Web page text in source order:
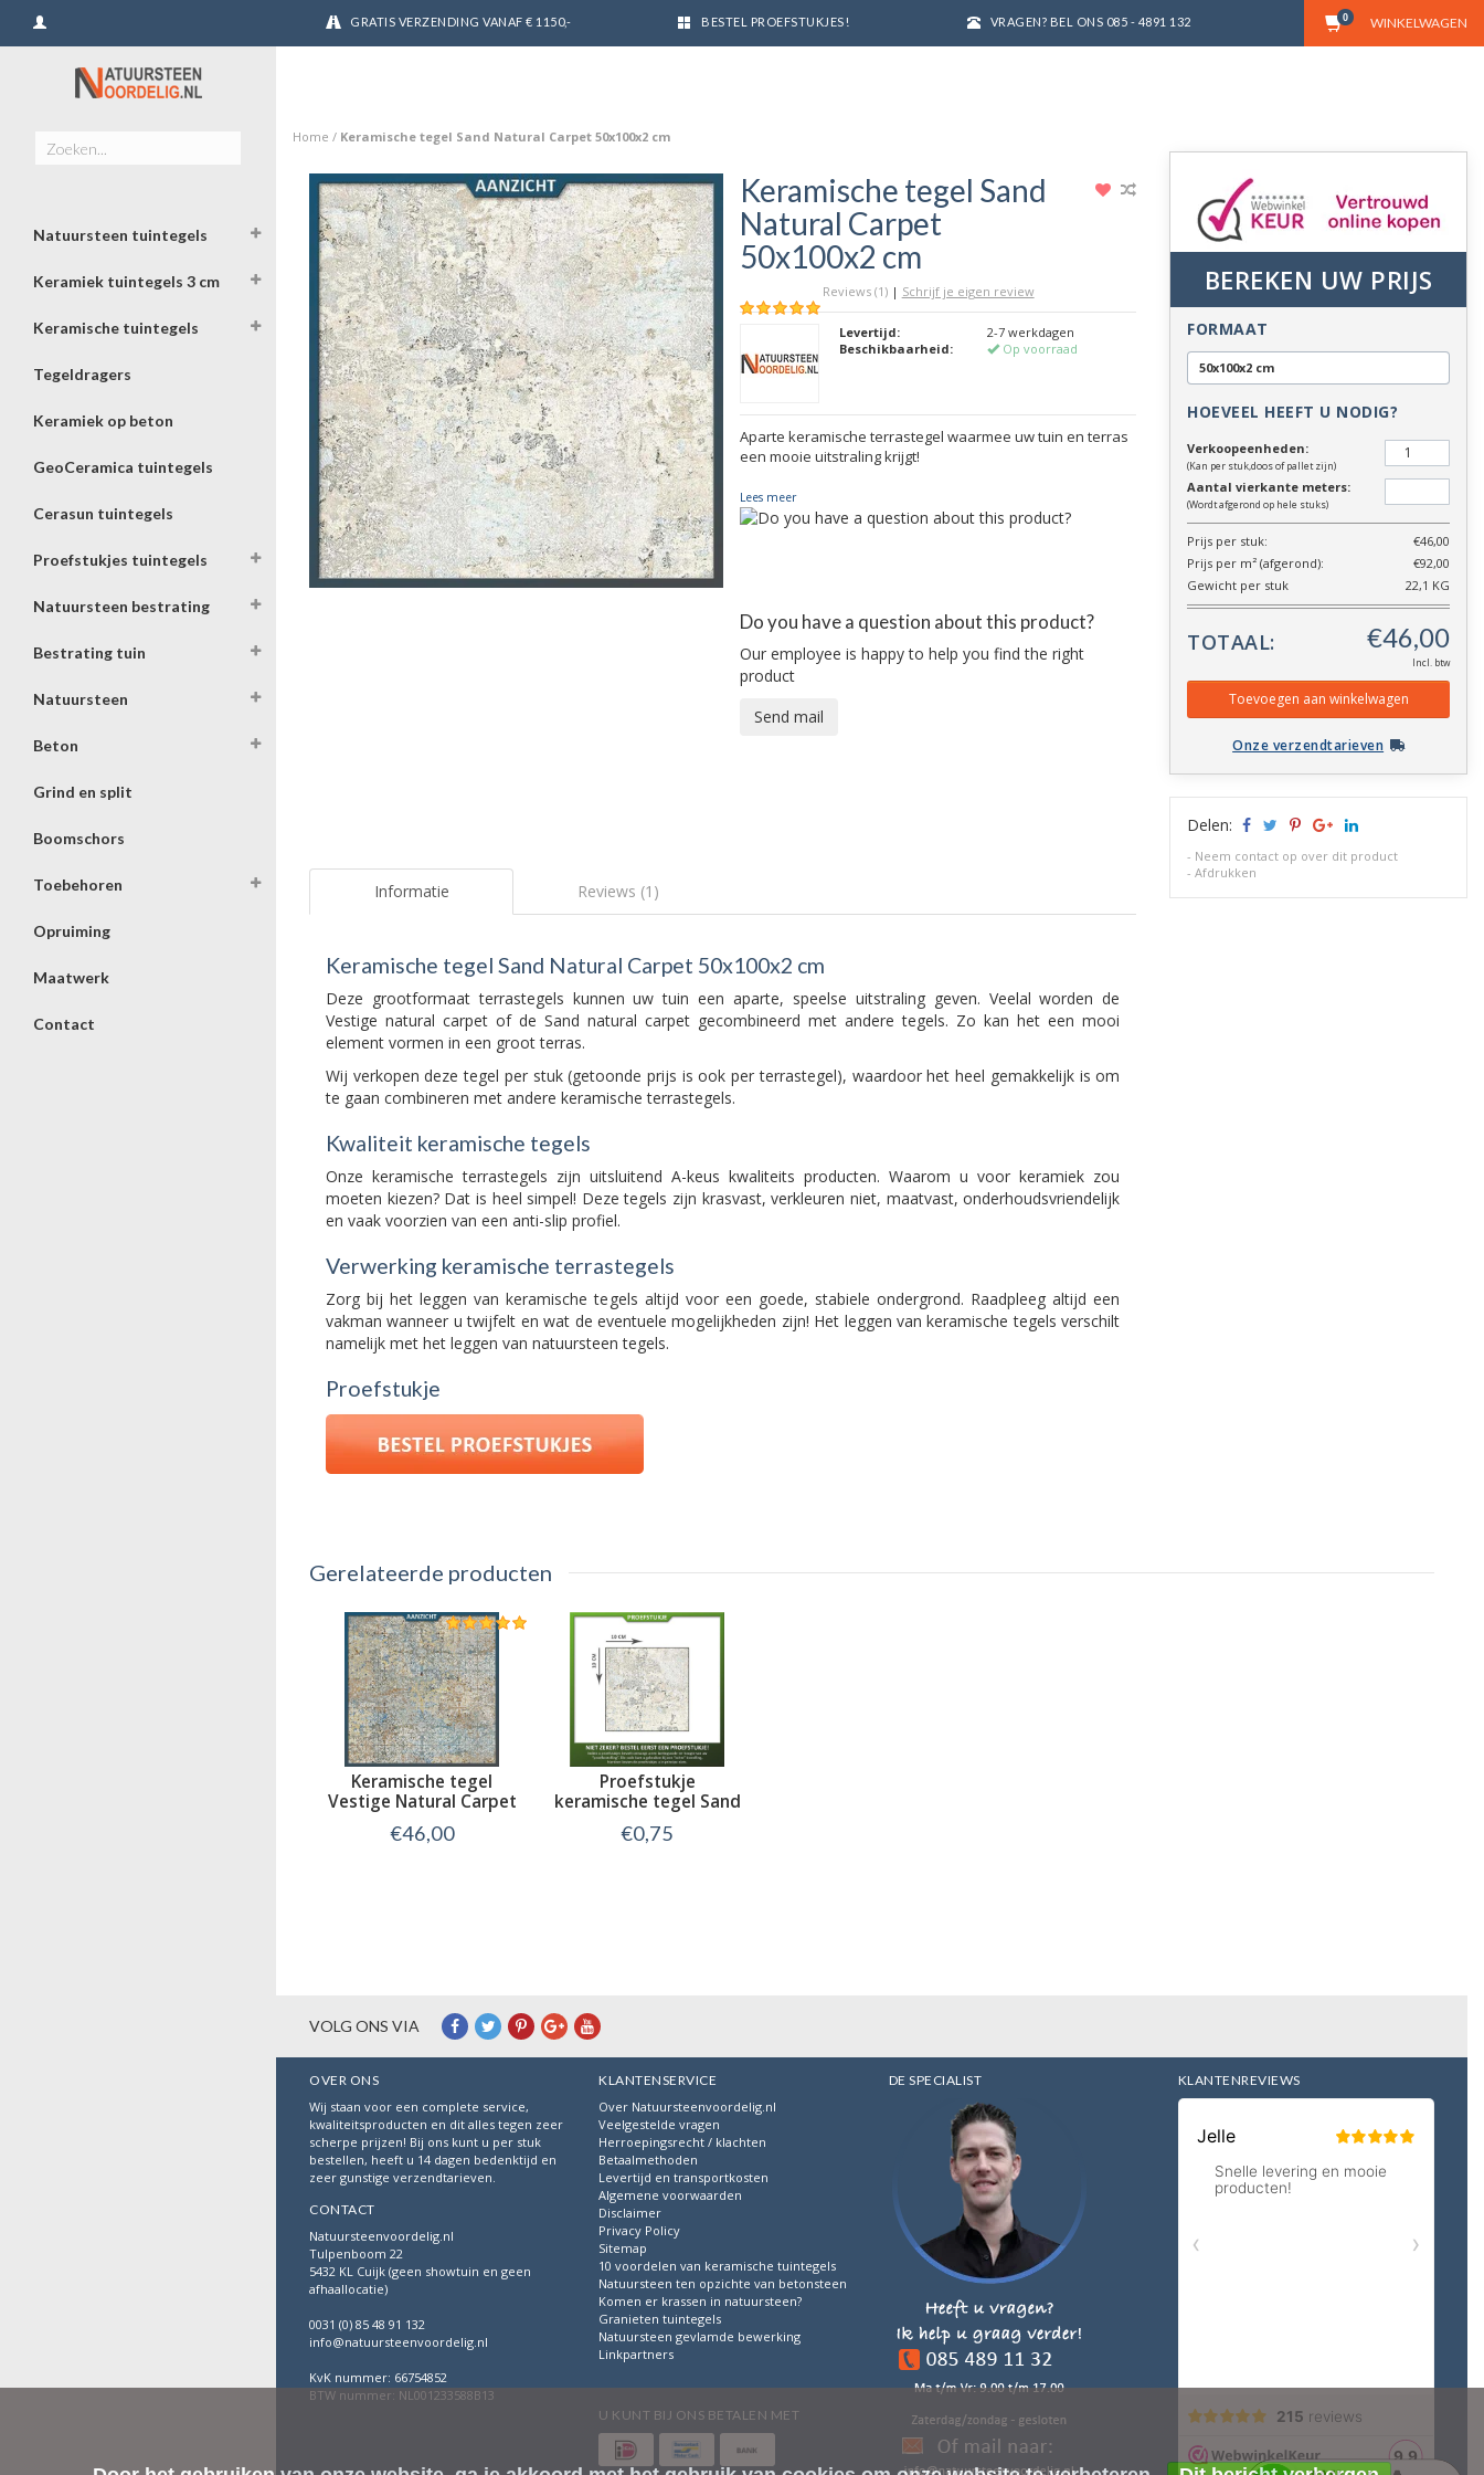
GRATIS VERZENDING VANAF € 1150,- BESTEL PROEFSTUKJES! VRAGEN? BEL ONS 085 - 4891 132 WINKELWAGEN
0
Natuursteen tuintegels
Keramiek tuintegels 3 cm
Keramische tuintegels
Tegeldragers
Keramiek op beton
GeoCeramica tuintegels
Cerasun tuintegels
Proefstukjes tuintegels
Natuursteen bestrating
Bestrating tuin
Natuursteen
Beton
Grind en split
Boomschors
Toebehoren
Opruiming
Maatwerk
Contact
Home / Keramische tegel Sand Natural Carpet 50x100x2 cm
Keramische tegel Sand
Natural Carpet
50x100x2 cm
Reviews (1) | Schrijf je eigen review
Levertijd:
2-7 werkdagen
Beschikbaarheid:
Op voorraad
Aparte keramische terrastegel waarmee uw tuin en terras
een mooie uitstraling krijgt!
Lees meer
Do you have a question about this product?
Our employee is happy to help you find the right
product
Send mail
Informatie Reviews (1)
Keramische tegel Sand Natural Carpet 50x100x2 cm
Deze grootformaat terrastegels kunnen uw tuin een aparte, speelse uitstraling geven. Veelal worden de
Vestige natural carpet of de Sand natural carpet gecombineerd met andere tegels. Zo kan het een mooi
element vormen in een groot terras.
Wij verkopen deze tegel per stuk (getoonde prijs is ook per terrastegel), waardoor het heel gemakkelijk is om
te gaan combineren met andere keramische terrastegels.
Kwaliteit keramische tegels
Onze keramische terrastegels zijn uitsluitend A-keus kwaliteits producten. Waarom u voor keramiek zou
moeten kiezen? Dat is heel simpel! Deze tegels zijn krasvast, verkleuren niet, maatvast, onderhoudsvriendelijk
en vaak voorzien van een anti-slip profiel.
Verwerking keramische terrastegels
Zorg bij het leggen van keramische tegels altijd voor een goede, stabiele ondergrond. Raadpleeg altijd een
vakman wanneer u twijfelt en wat de eventuele mogelijkheden zijn! Het leggen van keramische tegels verschilt
namelijk met het leggen van natuursteen tegels.
Proefstukje
BEREKEN UW PRIJS
FORMAAT
50x100x2 cm
HOEVEEL HEEFT U NODIG?
Verkoopeenheden:
(Kan per stuk,doos of pallet zijn)
Aantal vierkante meters:
(Wordt afgerond op hele stuks)
Prijs per stuk:
€46,00
Prijs per m² (afgerond):
€92,00
Gewicht per stuk
22,1 KG
TOTAAL:
Incl. btw
Onze verzendtarieven
Delen:
- Neem contact op over dit product
-Afdrukken
Gerelateerde producten
Keramische tegel
Vestige Natural Carpet
€46,00
Proefstukje
keramische tegel Sand
Natural Carpet
€0,75
VOLG ONS VIA
OVER ONS
Wij staan voor een complete service,
kwaliteitsproducten en dit alles tegen zeer
scherpe prijzen! Bij ons kunt u per stuk
bestellen, heeft u 14 dagen bedenktijd en
zeer gunstige verzendtarieven.
CONTACT
Natuursteenvoordelig.nl
Tulpenboom 22
5432 KL Cuijk (geen showtuin en geen
afhaallocatie)
0031 (0) 85 48 91 132
info@natuursteenvoordelig.nl
KvK nummer: 66754852
BTW nummer: NL001233588B13
KLANTENSERVICE
Over Natuursteenvoordelig.nl
Veelgestelde vragen
Herroepingsrecht / klachten
Betaalmethoden
Levertijd en transportkosten
Algemene voorwaarden
Disclaimer
Privacy Policy
Sitemap
10 voordelen van keramische tuintegels
Natuursteen ten opzichte van betonsteen
Komen er krassen in natuursteen?
Granieten tuintegels
Natuursteen gevlamde bewerking
Linkpartners
U KUNT BIJ ONS BETALEN MET
DE SPECIALIST KLANTENREVIEWS